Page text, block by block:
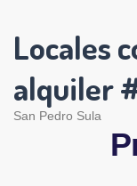
Locales
alquiler
San Pedro Sula